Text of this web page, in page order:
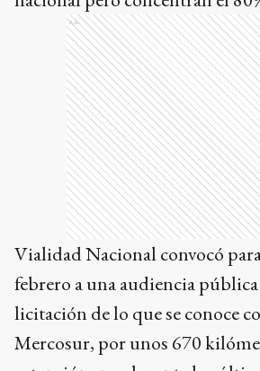
Ads
Vialidad Nacional convocó
febrero a una audiencia
licitación de lo que se conoce
Mercosur, por unos 670